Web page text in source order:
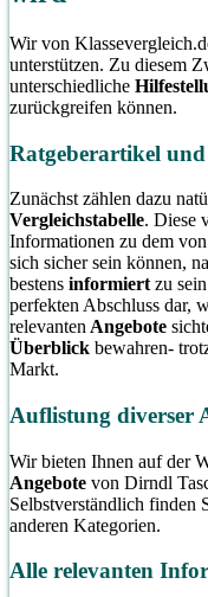
Wir von
unterstützen. Zu diesem
unterschiedliche
zurückgreifen können.
Ratgeberartikel und
Zunächst zählen dazu
Vergleichstabelle. Diese
Informationen zu dem
sich sicher sein können,
bestens informiert zu
perfekten Abschluss dar,
relevanten Angebote
Überblick bewahren-
Markt.
Auflistung diverser
Wir bieten Ihnen auf der
Angebote von Dirndl
Selbstverständlich finden
anderen Kategorien.
Alle relevanten